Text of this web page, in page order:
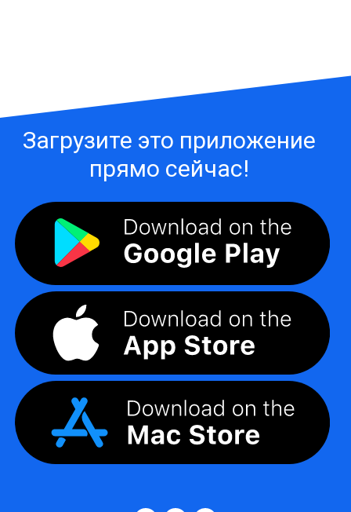
Загрузите это приложение
прямо сейчас!